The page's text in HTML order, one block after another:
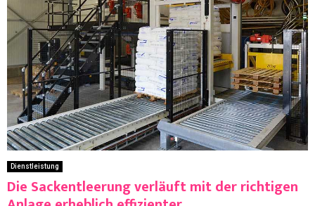
Dienstleistung
Die Sackentleerung verläuft mit der richtigen